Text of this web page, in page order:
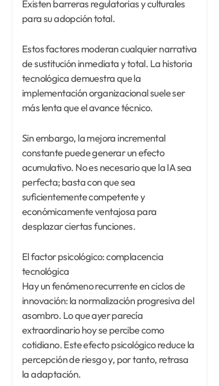
Existen barreras regulatorias y culturales
para su adopción total.
Estos factores moderan cualquier narrativa
de sustitución inmediata y total. La historia
tecnológica demuestra que la
implementación organizacional suele ser
más lenta que el avance técnico.
Sin embargo, la mejora incremental
constante puede generar un efecto
acumulativo. No es necesario que la IA sea
perfecta; basta con que sea
suficientemente competente y
económicamente ventajosa para
desplazar ciertas funciones.
El factor psicológico: complacencia
tecnológica
Hay un fenómeno recurrente en ciclos de
innovación: la normalización progresiva del
asombro. Lo que ayer parecía
extraordinario hoy se percibe como
cotidiano. Este efecto psicológico reduce la
percepción de riesgo y, por tanto, retrasa
la adaptación.